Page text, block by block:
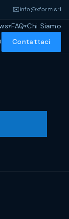
✉️info@xform.srl
FAQ Chi Siamo
Contattaci